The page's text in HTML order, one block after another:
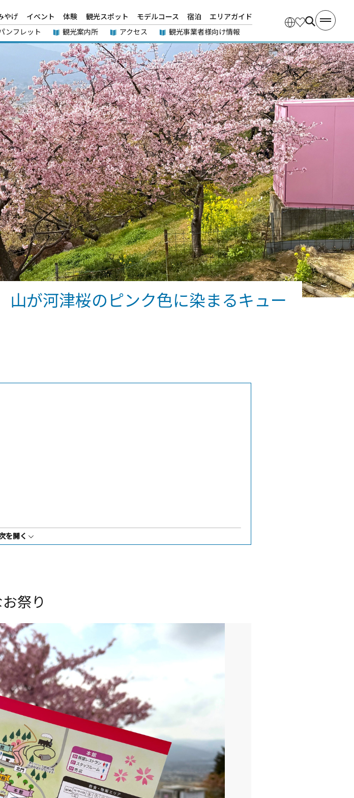
やげ イベント 体験 観光スポット モデルコース 宿泊
エリアガイド
ンフレット 観光案内所 アクセス 観光事業者様向け情報
山が河津桜のピンク色に染まるキュー
を開く
祭り